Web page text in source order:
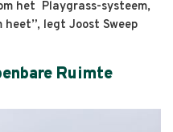
het Playgrass-systeem,
legt Joost Sweep
Ruimte